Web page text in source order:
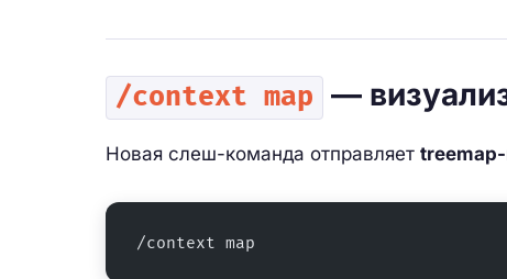
/context map —
Новая слеш-команда отправляет
/context map